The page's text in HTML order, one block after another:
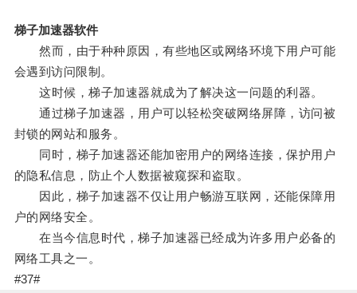
梯子加速器软件
然而，由于种种原因，有些地区或网络环境下用户可能
会遇到访问限制。
这时候，梯子加速器就成为了解决这一问题的利器。
通过梯子加速器，用户可以轻松突破网络屏障，访问被
封锁的网站和服务。
同时，梯子加速器还能加密用户的网络连接，保护用户
的隐私信息，防止个人数据被窥探和盗取。
因此，梯子加速器不仅让用户畅游互联网，还能保障用
户的网络安全。
在当今信息时代，梯子加速器已经成为许多用户必备的
网络工具之一。
#37#